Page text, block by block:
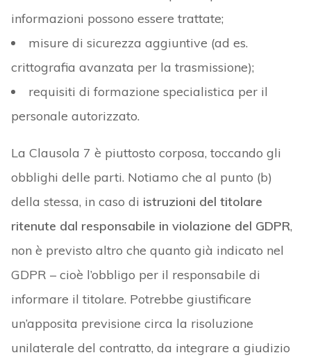
informazioni possono essere trattate;
misure di sicurezza aggiuntive (ad es.
crittografia avanzata per la trasmissione);
requisiti di formazione specialistica per il
personale autorizzato.
La Clausola 7 è piuttosto corposa, toccando gli
obblighi delle parti. Notiamo che al punto (b)
della stessa, in caso di istruzioni del titolare
ritenute dal responsabile in violazione del GDPR,
non è previsto altro che quanto già indicato nel
GDPR – cioè l’obbligo per il responsabile di
informare il titolare. Potrebbe giustificare
un’apposita previsione circa la risoluzione
unilaterale del contratto, da integrare a giudizio